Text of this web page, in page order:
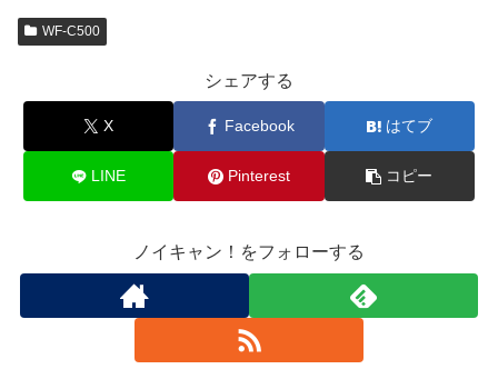
WF-C500
シェアする
X Facebook はてブ
LINE Pinterest コピー
ノイキャン！をフォローする